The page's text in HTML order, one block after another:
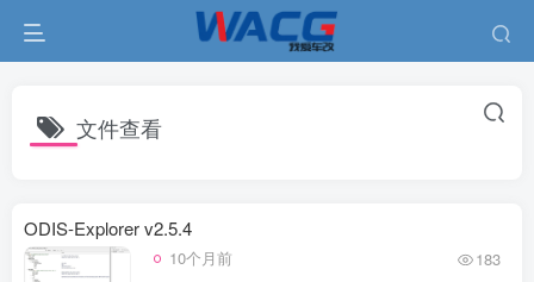
文件查看
ODIS-Explorer v2.5.4
10个月前 183